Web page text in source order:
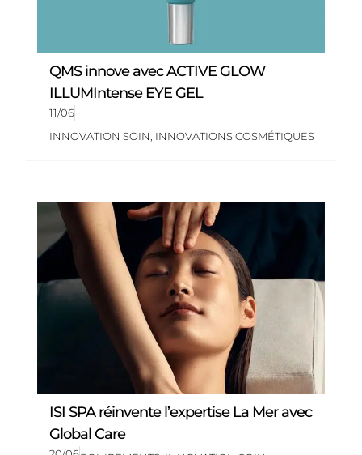
QMS innove avec ACTIVE GLOW
ILLUMIntense EYE GEL
11/06
INNOVATION SOIN INNOVATIONS COSMÉTIQUES
ISI SPA réinvente l’expertise La Mer avec
Global Care